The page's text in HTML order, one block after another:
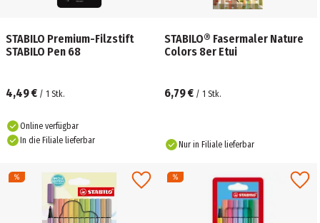
STABILO Premium-Filzstift
STABILO Pen 68
4,49 € / 1 Stk.
Online verfügbar
In die Filiale lieferbar
STABILO® Fasermaler Nature
Colors 8er Etui
6,79 € / 1 Stk.
Nur in Filiale lieferbar